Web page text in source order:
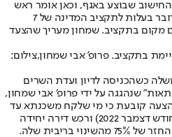
שבוצע באגף, וכאן אומר ראש
אגף תקציבים, מהרן פרוזנפר שמדובר בעלות לתקציב המדינה של 7
מקום בתקציב. שמחון מעריך שהצעד
קיימת בתקציב. פרופ' אבי שמחון,צילום:
כשהכניסה לדיון ועדת השרים
שנהגגה על ידי פרופ׳ אבי שמחון,
קובעת כי מי שלקח משכנתא עד
חודש מרץ 2022 (יש הרחבה עד לחודש דצמבר 2022) ורכש דירה יחידה